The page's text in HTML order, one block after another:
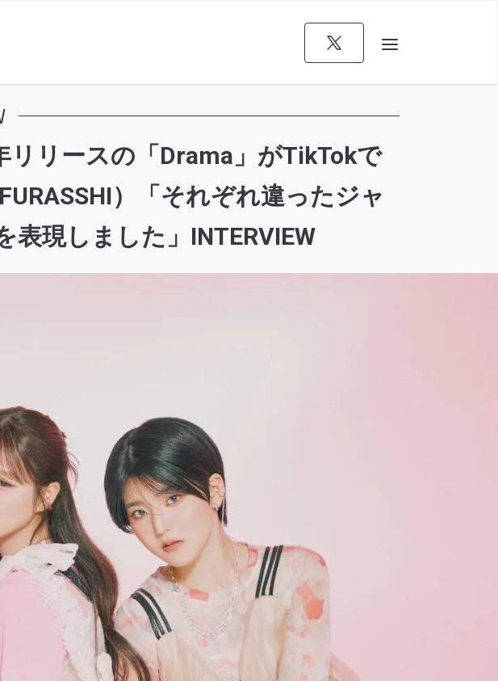
リースの「Drama」がTikTokで
）「それぞれ違ったジャ
現しました」INTERVIEW